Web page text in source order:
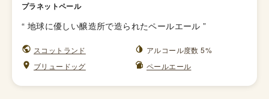
プラネットペール
“ 地球に優しい醸造所で造られたペールエール ”
スコットランド
アルコール度数 5%
ブリュードッグ
ペールエール